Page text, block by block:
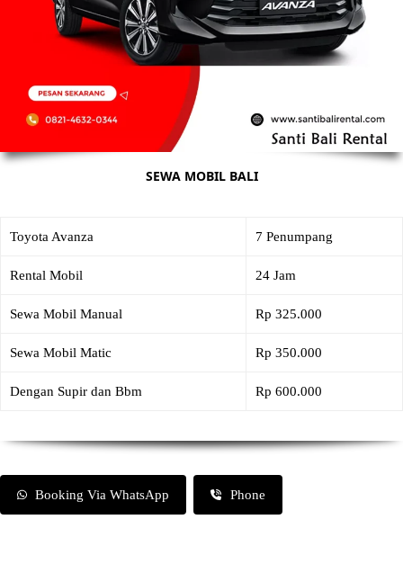
SEWA MOBIL BALI
Toyota Avanza 7 Penumpang
Rental Mobil 24 Jam
Sewa Mobil Manual Rp 325.000
Sewa Mobil Matic Rp 350.000
Dengan Supir dan Bbm Rp 600.000
Booking Via WhatsApp Phone